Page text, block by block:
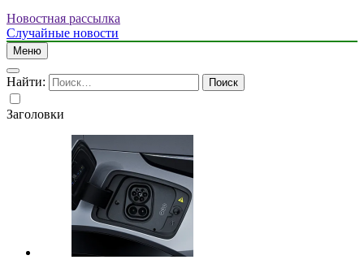
Новостная рассылка
Случайные новости
Меню
Найти:
Заголовки